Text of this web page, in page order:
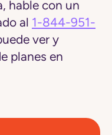
hable con un
al 1-844-951-
ver y
planes en